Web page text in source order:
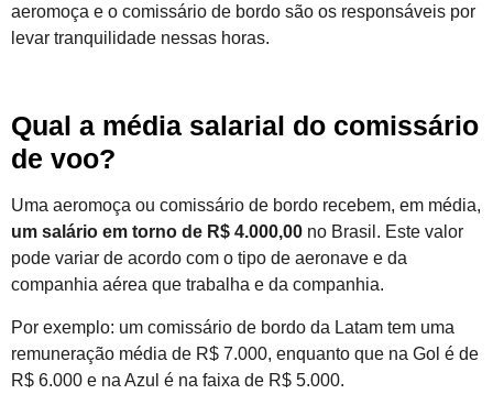
aeromoça e o comissário de bordo são os responsáveis por
levar tranquilidade nessas horas.
Qual a média salarial do comissário
de voo?
Uma aeromoça ou comissário de bordo recebem, em média,
um salário em torno de R$ 4.000,00 no Brasil. Este valor
pode variar de acordo com o tipo de aeronave e da
companhia aérea que trabalha e da companhia.
Por exemplo: um comissário de bordo da Latam tem uma
remuneração média de R$ 7.000, enquanto que na Gol é de
R$ 6.000 e na Azul é na faixa de R$ 5.000.